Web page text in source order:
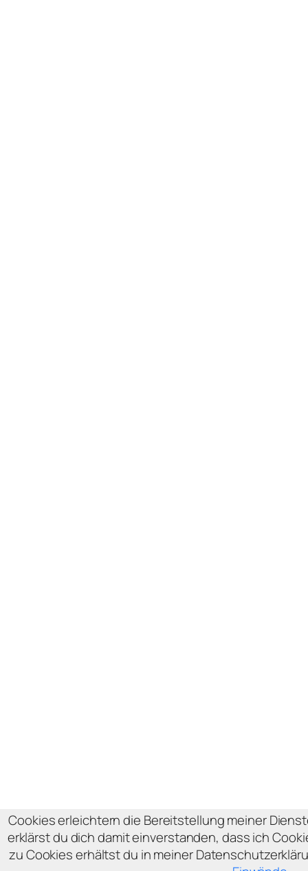
Cookies erleichtern die Bereitstellung meiner
erklärst du dich damit einverstanden, dass ich
zu Cookies erhältst du in meiner